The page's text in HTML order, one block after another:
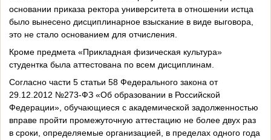
основании приказа ректора университета в отношении истца
было вынесено дисциплинарное взыскание в виде выговора,
это не стало основанием для отчисления.
Кроме предмета «Прикладная физическая культура»
студентка была аттестована по всем дисциплинам.
Согласно части 5 статьи 58 Федерального закона от
29.12.2012 №273-ФЗ «Об образовании в Российской
Федерации», обучающиеся с академической задолженностью
вправе пройти промежуточную аттестацию не более двух раз
в сроки, определяемые организацией, в пределах одного года